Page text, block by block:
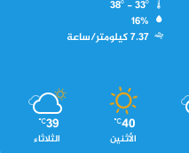
16%
7.37 كيلومتر/ساعة
40
℃
الأثنين
39
℃
الثلاثاء